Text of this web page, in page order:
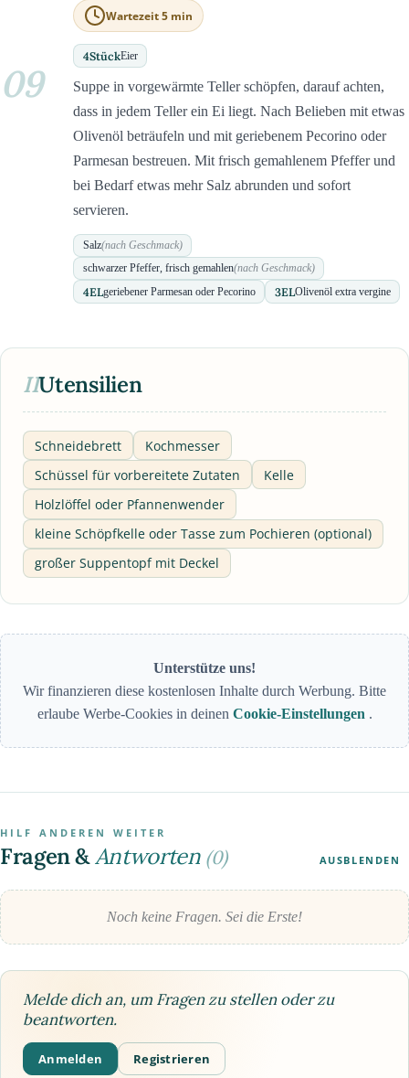
Wartezeit 5 min
4StückEier
09
Suppe in vorgewärmte Teller schöpfen, darauf achten,
dass in jedem Teller ein Ei liegt. Nach Belieben mit etwas
Olivenöl beträufeln und mit geriebenem Pecorino oder
Parmesan bestreuen. Mit frisch gemahlenem Pfeffer und
bei Bedarf etwas mehr Salz abrunden und sofort
servieren.
Salz(nach Geschmack)
schwarzer Pfeffer, frisch gemahlen(nach Geschmack)
4ELgeriebener Parmesan oder Pecorino 3ELOlivenöl extra vergine
IIUtensilien
Schneidebrett
Kochmesser
Schüssel für vorbereitete Zutaten
Kelle
Holzlöffel oder Pfannenwender
kleine Schöpfkelle oder Tasse zum Pochieren (optional)
großer Suppentopf mit Deckel
Unterstütze uns!
Wir finanzieren diese kostenlosen Inhalte durch Werbung. Bitte
erlaube Werbe-Cookies in deinen Cookie-Einstellungen .
HILF ANDEREN WEITER
Fragen &Antworten (0) AUSBLENDEN
Noch keine Fragen. Sei die Erste!
Melde dich an, um Fragen zu stellen oder zu
beantworten.
Anmelden Registrieren